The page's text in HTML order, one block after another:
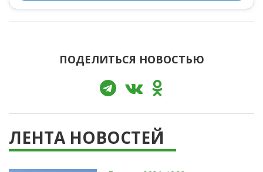
ПОДЕЛИТЬСЯ НОВОСТЬЮ
ЛЕНТА НОВОСТЕЙ